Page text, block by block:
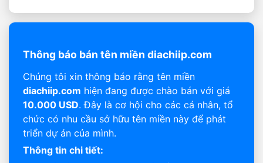
Thông báo bán tên miền diachiip.com
Chúng tôi xin thông báo rằng tên miền
diachiip.com hiện đang được chào bán với giá
10.000 USD. Đây là cơ hội cho các cá nhân, tổ
chức có nhu cầu sở hữu tên miền này để phát
triển dự án của mình.
Thông tin chi tiết: